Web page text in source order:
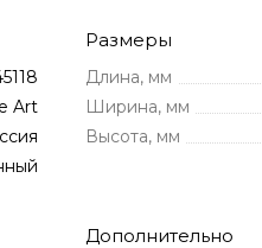
Art
Размеры
Длина, мм
Ширина, мм
Высота, мм
Дополнительно